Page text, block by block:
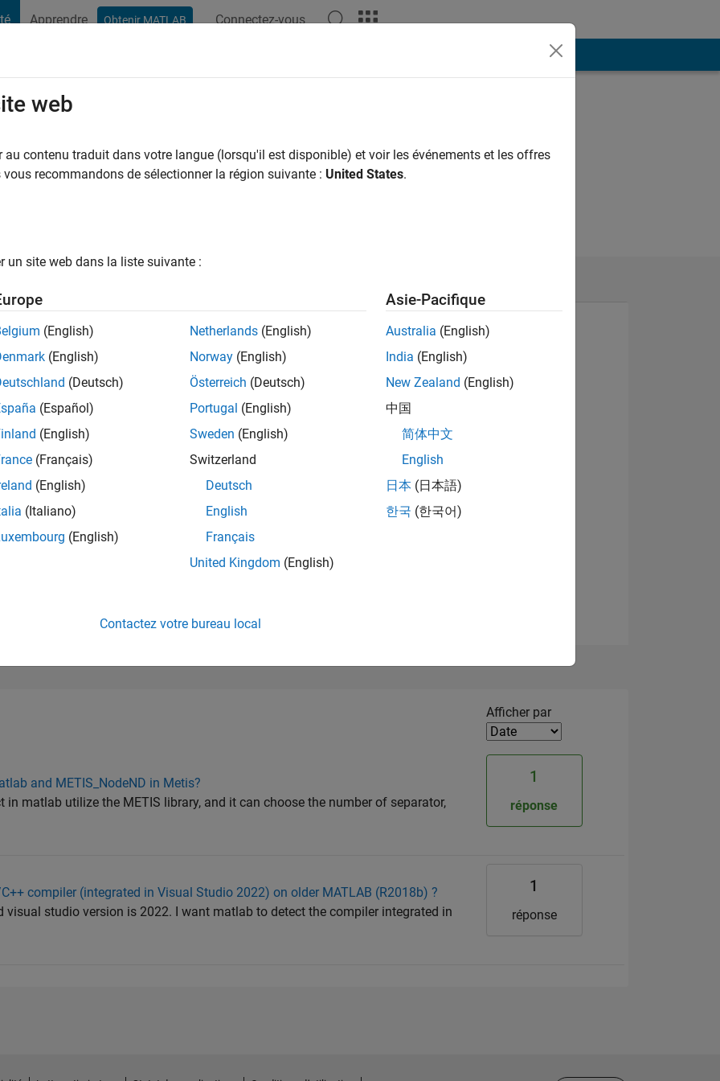
Apprendre Obtenir MATLAB Connectez-vous
il y a|Actif depuis 2024
0
of 302 028
Afficher les badges
Filter2
Afficher par
and METIS_NodeND in Metis?
in matlab utilize the METIS library, and it can choose the number of separator,
1
réponse
compiler (integrated in Visual Studio 2022) on older MATLAB (R2018b) ?
visual studio version is 2022. I want matlab to detect the compiler integrated in
1
réponse
web
au contenu traduit dans votre langue (lorsqu'il est disponible) et voir les événements et les offres
vous recommandons de sélectionner la région suivante : United States.
un site web dans la liste suivante :
(English)
(English)
(Deutsch)
(Español)
(English)
(Français)
(English)
(Italiano)
(English)
Netherlands (English)
Norway (English)
Österreich (Deutsch)
Portugal (English)
Sweden (English)
Switzerland
Deutsch
English
Français
United Kingdom (English)
Asie-Pacifique
Australia (English)
India (English)
New Zealand (English)
中国
简体中文
English
日本 (日本語)
한국 (한국어)
Contactez votre bureau local